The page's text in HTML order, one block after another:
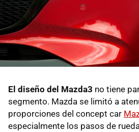
El diseño del Mazda3 no tiene
segmento. Mazda se limitó a
proporciones del concept car
especialmente los pasos de